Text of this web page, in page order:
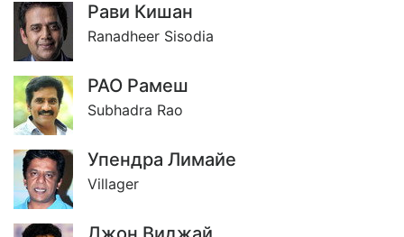
Рави Кишан
Ranadheer Sisodia
РАО Рамеш
Subhadra Rao
Упендра Лимайе
Villager